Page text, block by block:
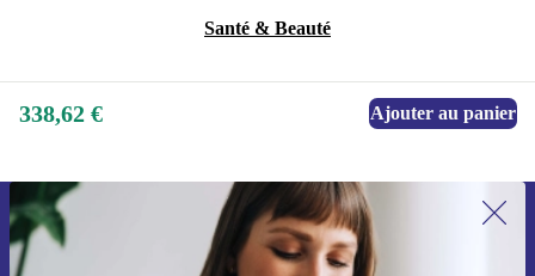
Santé & Beauté
338,62 € Ajouter au panier
Recevoir offres et infos de refurbed
par mail